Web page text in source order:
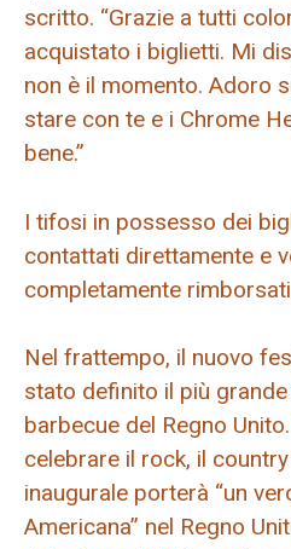
scritto. “Grazie a tutti
acquistato i biglietti. Mi
non è il momento. Adoro
stare con te e i Chrome
bene.”
I tifosi in possesso dei
contattati direttamente e
completamente
Nel frattempo, il nuovo
stato definito il più
barbecue del Regno
celebrare il rock, il country
inaugurale porterà “un
Americana” nel Regno